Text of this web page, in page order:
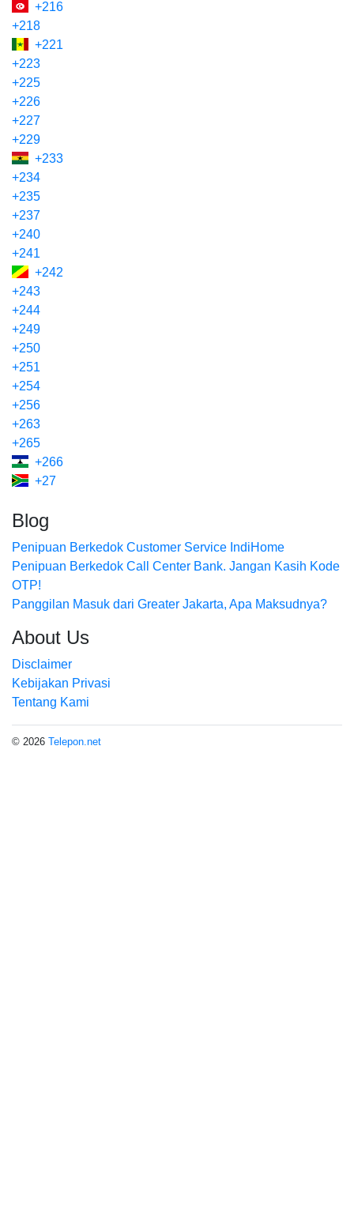
+216
+218
+221
+223
+225
+226
+227
+229
+233
+234
+235
+237
+240
+241
+242
+243
+244
+249
+250
+251
+254
+256
+263
+265
+266
+27
Blog
Penipuan Berkedok Customer Service IndiHome
Penipuan Berkedok Call Center Bank. Jangan Kasih Kode
OTP!
Panggilan Masuk dari Greater Jakarta, Apa Maksudnya?
About Us
Disclaimer
Kebijakan Privasi
Tentang Kami
© 2026 Telepon.net